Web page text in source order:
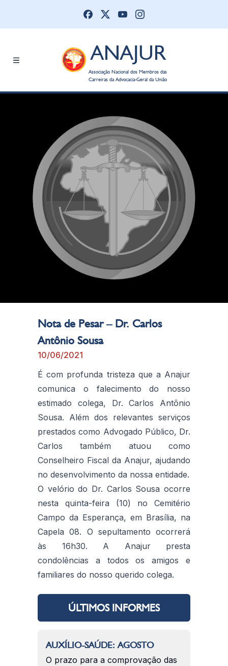
ANAJUR
Associação Nacional dos Membros das
Carreiras da Advocacia-Geral da União
Nota de Pesar – Dr. Carlos
Antônio Sousa
10/06/2021
É com profunda tristeza que a Anajur
comunica o falecimento do nosso
estimado colega, Dr. Carlos Antônio
Sousa. Além dos relevantes serviços
prestados como Advogado Público, Dr.
Carlos também atuou como
Conselheiro Fiscal da Anajur, ajudando
no desenvolvimento da nossa entidade.
O velório do Dr. Carlos Sousa ocorre
nesta quinta-feira (10) no Cemitério
Campo da Esperança, em Brasília, na
Capela 08. O sepultamento ocorrerá
às 16h30. A Anajur presta
condolências a todos os amigos e
familiares do nosso querido colega.
ÚLTIMOS INFORMES
AUXÍLIO-SAÚDE: AGOSTO
O prazo para a comprovação das